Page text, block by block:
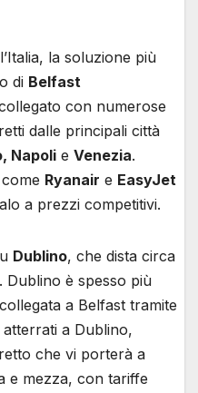
la soluzione più
di Belfast
con numerose
dalle principali città
Napoli e Venezia.
Ryanair e EasyJet
a prezzi competitivi.
Dublino, che dista circa
Dublino è spesso più
a Belfast tramite
a Dublino,
che vi porterà a
e mezza, con tariffe